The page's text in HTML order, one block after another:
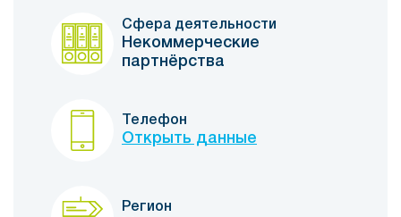
Сфера деятельности
Некоммерческие
партнёрства
Телефон
Открыть данные
Регион